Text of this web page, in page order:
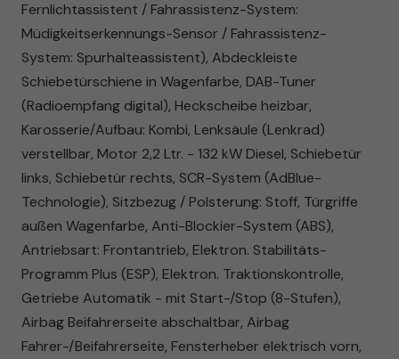
Fernlichtassistent / Fahrassistenz-System:
Müdigkeitserkennungs-Sensor / Fahrassistenz-
System: Spurhalteassistent), Abdeckleiste
Schiebetürschiene in Wagenfarbe, DAB-Tuner
(Radioempfang digital), Heckscheibe heizbar,
Karosserie/Aufbau: Kombi, Lenksäule (Lenkrad)
verstellbar, Motor 2,2 Ltr. - 132 kW Diesel, Schiebetür
links, Schiebetür rechts, SCR-System (AdBlue-
Technologie), Sitzbezug / Polsterung: Stoff, Türgriffe
außen Wagenfarbe, Anti-Blockier-System (ABS),
Antriebsart: Frontantrieb, Elektron. Stabilitäts-
Programm Plus (ESP), Elektron. Traktionskontrolle,
Getriebe Automatik - mit Start-/Stop (8-Stufen),
Airbag Beifahrerseite abschaltbar, Airbag
Fahrer-/Beifahrerseite, Fensterheber elektrisch vorn,